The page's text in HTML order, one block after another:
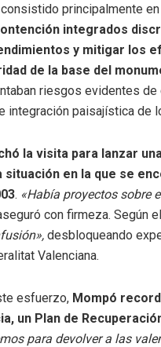
principalmente
integrados
y mitigar los
de la base del
riesgos evidentes
integración paisajística de
la visita para lanzar
situación en la que se
. «Había proyectos sobre
con firmeza. Según
desbloqueando
Valenciana.
esfuerzo, Mompó
un Plan de
para devolver a las